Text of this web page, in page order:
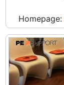
Homepage: